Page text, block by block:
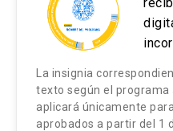
investigación
La insignia
texto según el programa
aplicará únicamente
aprobados a partir del 1